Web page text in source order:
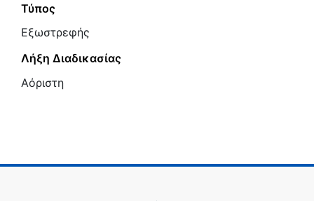
Τύπος
Εξωστρεφής
Λήξη Διαδικασίας
Αόριστη